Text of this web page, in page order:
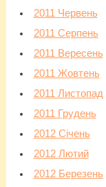
2011 Червень
2011 Серпень
2011 Вересень
2011 Жовтень
2011 Листопад
2011 Грудень
2012 Січень
2012 Лютий
2012 Березень